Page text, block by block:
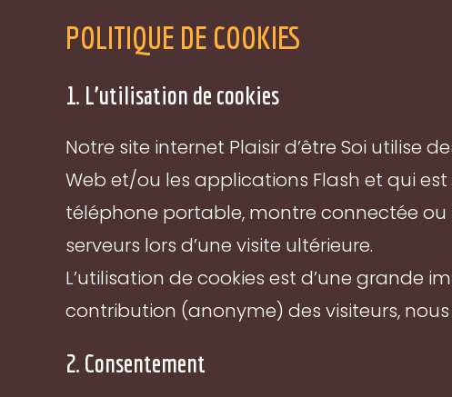
POLITIQUE DE COOKIES
1. L’utilisation de cookies
Notre site internet Plaisir d’être Soi utilise
Web et/ou les applications Flash et qui
téléphone portable, montre connectée
serveurs lors d’une visite ultérieure.
L’utilisation de cookies est d’une grande
contribution (anonyme) des visiteurs,
2. Consentement